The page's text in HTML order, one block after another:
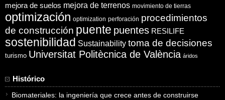
mejora de suelos mejora de terrenos movimiento de tierras
optimización optimization perforación procedimientos
de construcción puente puentes RESILIFE
sostenibilidad Sustainability toma de decisiones
turismo Universitat Politècnica de València áridos
Histórico
Biomateriales: la ingeniería que crece antes de construirse